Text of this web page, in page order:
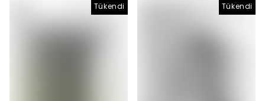
Tükendi Tükendi
Tükendi